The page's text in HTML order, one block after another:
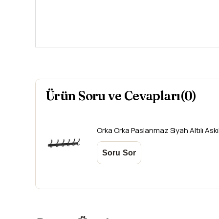
Ürün Soru ve Cevapları(0)
OrkaOrka Paslanmaz Siyah Altılı